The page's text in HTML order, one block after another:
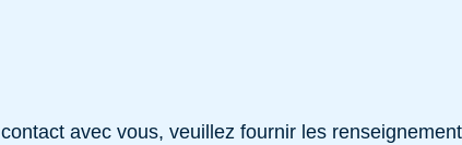
avec vous, veuillez fournir les